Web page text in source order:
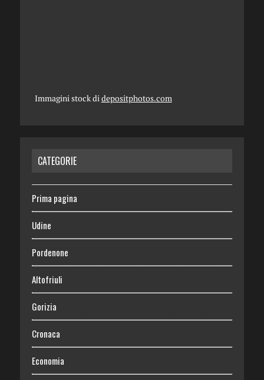
Immagini stock di depositphotos.com
CATEGORIE
Prima pagina
Udine
Pordenone
Altofriuli
Gorizia
Cronaca
Economia